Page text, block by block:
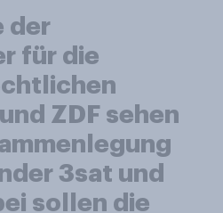
der
für die
ZDF sehen
3sat und
sollen die